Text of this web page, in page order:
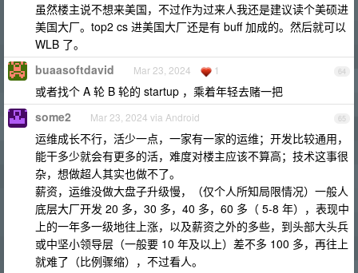
虽然楼主说不想来美国，不过作为过来人我还是建议读个美硕进
美国大厂。top2 cs 进美国大厂还是有 buff 加成的。然后就可以
WLB 了。
64
buaasoftdavid Mar 23, 2024 1
或者找个 A 轮 B 轮的 startup ，乘着年轻去赌一把
65
some2 Mar 23, 2024 via Android
运维成长不行，活少一点，一家有一家的运维；开发比较通用，
能干多少就会有更多的活，难度对楼主应该不算高；技术这事很
杂，想做超人其实也做不了。
薪资，运维没做大盘子升级慢，（仅个人所知局限情况）一般人
底层大厂开发 20 多，30 多，40 多，60 多（ 5-8 年），表现中
上的一年多一级地往上涨，以及薪资之外的多些，到头部大头兵
或中坚小领导层（一般要 10 年及以上）差不多 100 多，再往上
就难了（比例骤缩），不过看人。